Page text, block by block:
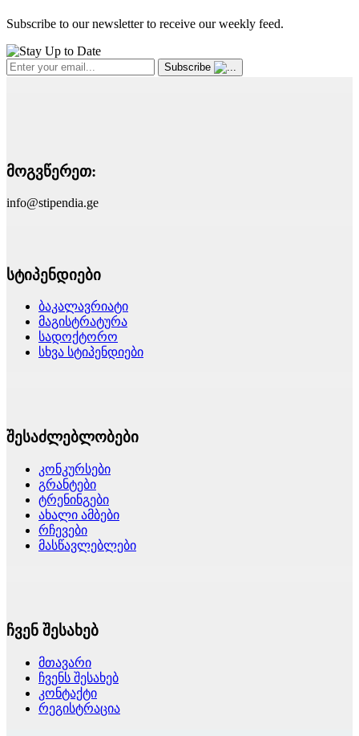
Subscribe to our newsletter to receive our weekly feed.
Subscribe
მოგვწერეთ:
info@stipendia.ge
სტიპენდიები
ბაკალავრიატი
მაგისტრატურა
სადოქტორო
სხვა სტიპენდიები
შესაძლებლობები
კონკურსები
გრანტები
ტრენინგები
ახალი ამბები
რჩევები
მასწავლებლები
ჩვენ შესახებ
მთავარი
ჩვენს შესახებ
კონტაქტი
რეგისტრაცია